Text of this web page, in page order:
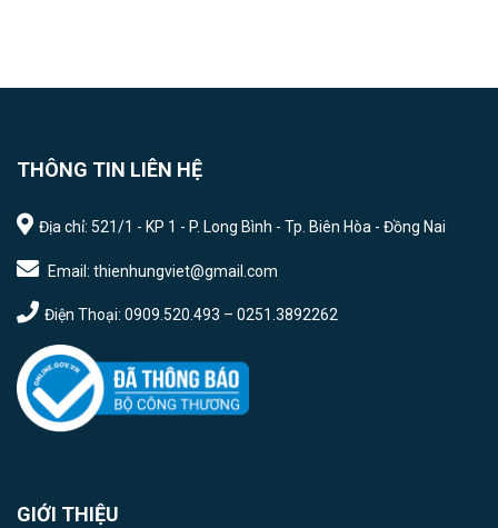
THÔNG TIN LIÊN HỆ
Địa chỉ: 521/1 - KP 1 - P. Long Bình - Tp. Biên Hòa - Đồng Nai
Email: thienhungviet@gmail.com
Điện Thoại: 0909.520.493 – 0251.3892262
GIỚI THIỆU